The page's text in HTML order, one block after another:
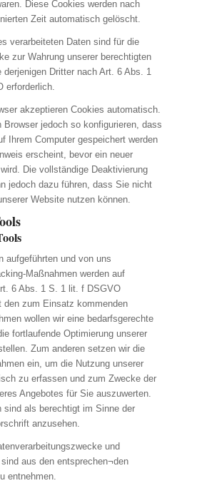
Diese Cookies werden nach
Zeit automatisch gelöscht.
verarbeiteten Daten sind für die
zur Wahrung unserer berechtigten
derjenigen Dritter nach Art. 6 Abs. 1
erforderlich.
akzeptieren Cookies automatisch.
Browser jedoch so konfigurieren, dass
Ihrem Computer gespeichert werden
erscheint, bevor ein neuer
Die vollständige Deaktivierung
jedoch dazu führen, dass Sie nicht
Website nutzen können.
aufgeführten und von uns
Maßnahmen werden auf
6 Abs. 1 S. 1 lit. f DSGVO
den zum Einsatz kommenden
wollen wir eine bedarfsgerechte
fortlaufende Optimierung unserer
Zum anderen setzen wir die
ein, um die Nutzung unserer
zu erfassen und zum Zwecke der
Angebotes für Sie auszuwerten.
sind als berechtigt im Sinne der
anzusehen.
und
aus den entsprechen¬den
entnehmen.